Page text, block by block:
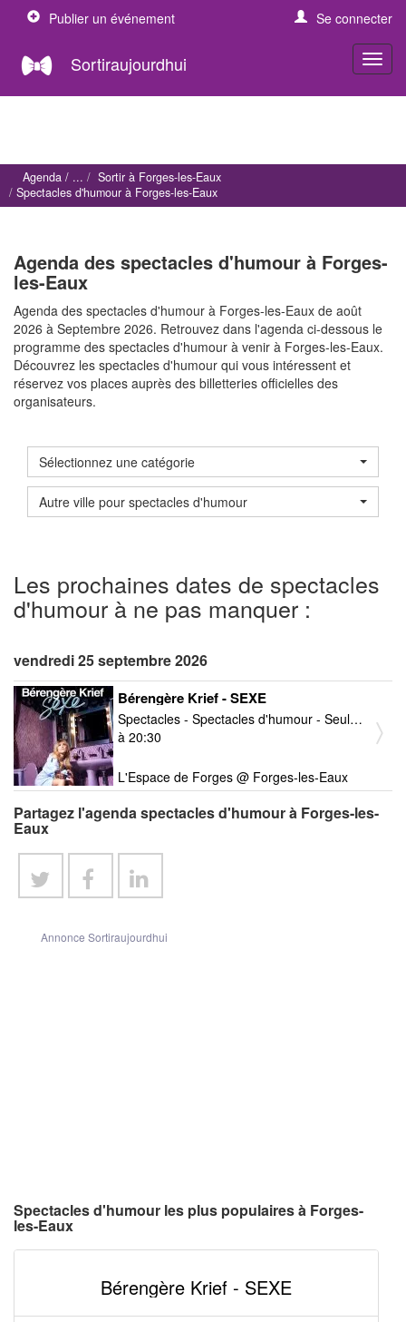
Publier un événement Se connecter
Sortiraujourdhui
Agenda
Sortir à Forges-les-Eaux
Spectacles d'humour à Forges-les-Eaux
Agenda des spectacles d'humour à Forges-
les-Eaux
Agenda des spectacles d'humour à Forges-les-Eaux de août
2026 à Septembre 2026. Retrouvez dans l'agenda ci-dessous le
programme des spectacles d'humour à venir à Forges-les-Eaux.
Découvrez les spectacles d'humour qui vous intéressent et
réservez vos places auprès des billetteries officielles des
organisateurs.
Sélectionnez une catégorie
Autre ville pour spectacles d'humour
Les prochaines dates de spectacles
d'humour à ne pas manquer :
vendredi 25 septembre 2026
Bérengère Krief - SEXE
Spectacles - Spectacles d'humour - Seul en scène
à 20:30
L'Espace de Forges @ Forges-les-Eaux
Partagez l'agenda spectacles d'humour à Forges-les-
Eaux
Annonce Sortiraujourdhui
Spectacles d'humour les plus populaires à Forges-
les-Eaux
Bérengère Krief - SEXE